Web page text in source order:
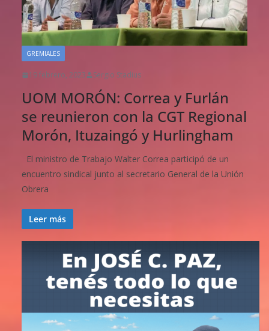
GREMIALES
19 febrero, 2023 Sergio Stadius
UOM MORÓN: Correa y Furlán
se reunieron con la CGT Regional
Morón, Ituzaingó y Hurlingham
El ministro de Trabajo Walter Correa participó de un
encuentro sindical junto al secretario General de la Unión
Obrera
Leer más